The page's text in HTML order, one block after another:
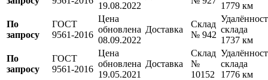
19.08.2022
1779 км
По
запросу
ГОСТ
9561-2016
Цена
обновлена
08.09.2022
Доставка
Склад
№ 942
склада
1737 км
По
запросу
ГОСТ
9561-2016
Цена
обновлена
19.05.2021
Доставка
Склад
№
10152
склада
1776 км